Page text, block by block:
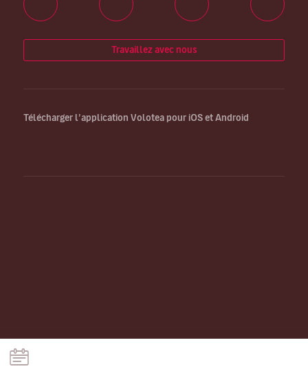
Travaillez avec nous
Télécharger l’application Volotea pour iOS et Android